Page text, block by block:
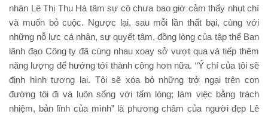
nhân Lê Thị Thu Hà tâm sự cô chưa bao giờ cảm thấy nhụt chí
và muốn bỏ cuộc. Ngược lại, sau mỗi lần thất bại, cùng với
những nỗ lực cá nhân, sự quyết tâm, đồng lòng của tập thể Ban
lãnh đạo Công ty đã cùng nhau xoay sở vượt qua và tiếp thêm
năng lượng để hướng tới thành công hơn nữa. “Ý chí của tôi sẽ
định hình tương lai. Tôi sẽ xóa bỏ những trở ngại trên con
đường tôi đi và luôn sống với tấm lòng; làm việc bằng trách
nhiệm, bản lĩnh của mình” là phương châm của người đẹp Lê